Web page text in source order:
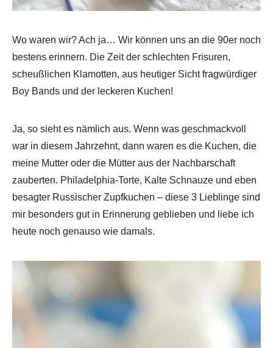
Wo waren wir? Ach ja… Wir können uns an die 90er noch
bestens erinnern. Die Zeit der schlechten Frisuren,
scheußlichen Klamotten, aus heutiger Sicht fragwürdiger
Boy Bands und der leckeren Kuchen!
Ja, so sieht es nämlich aus. Wenn was geschmackvoll
war in diesem Jahrzehnt, dann waren es die Kuchen, die
meine Mutter oder die Mütter aus der Nachbarschaft
zauberten. Philadelphia-Torte, Kalte Schnauze und eben
besagter Russischer Zupfkuchen – diese 3 Lieblinge sind
mir besonders gut in Erinnerung geblieben und liebe ich
heute noch genauso wie damals.